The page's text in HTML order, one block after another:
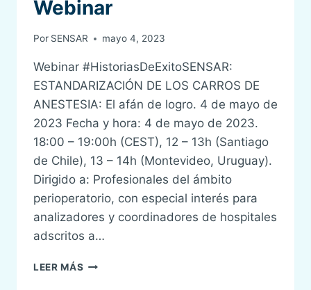
Webinar
Por SENSAR mayo 4, 2023
Webinar #HistoriasDeExitoSENSAR:
ESTANDARIZACIÓN DE LOS CARROS DE
ANESTESIA: El afán de logro. 4 de mayo de
2023 Fecha y hora: 4 de mayo de 2023.
18:00 – 19:00h (CEST), 12 – 13h (Santiago
de Chile), 13 – 14h (Montevideo, Uruguay).
Dirigido a: Profesionales del ámbito
perioperatorio, con especial interés para
analizadores y coordinadores de hospitales
adscritos a…
LEER MÁS WEBINAR